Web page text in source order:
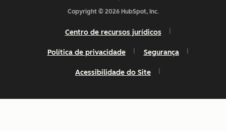
Copyright © 2026 HubSpot, Inc.
Centro de recursos jurídicos
Política de privacidade Segurança
Acessibilidade do Site